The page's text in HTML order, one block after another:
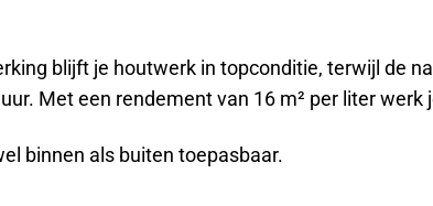
blijft je houtwerk in topconditie, terwijl de
Met een rendement van 16 m² per liter
binnen als buiten toepasbaar.